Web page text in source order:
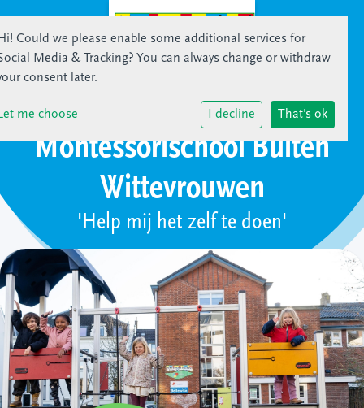
Montessorischool Buiten
Wittevrouwen
'Help mij het zelf te doen'
Could we please enable some additional services for
Media & Tracking? You can always change or withdraw
consent later.
me choose I decline That's ok